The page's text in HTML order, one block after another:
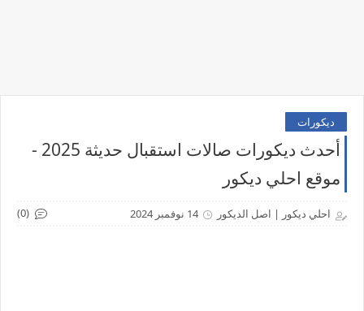
ديكورات
أحدث ديكورات صالات استقبال حديثة 2025 -
موقع احلي ديكور
احلي ديكور | اصل الديكور 14 نوفمبر 2024 (0)